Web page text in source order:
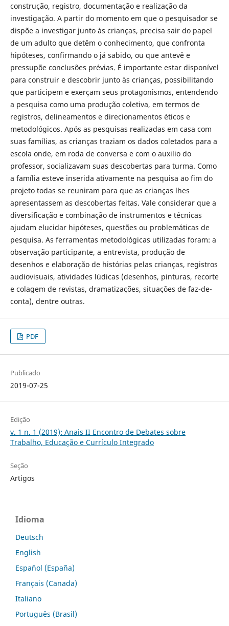
construção, registro, documentação e realização da
investigação. A partir do momento em que o pesquisador se
dispõe a investigar junto às crianças, precisa sair do papel
de um adulto que detêm o conhecimento, que confronta
hipóteses, confirmando o já sabido, ou que antevê e
pressupõe conclusões prévias. É importante estar disponível
para construir e descobrir junto às crianças, possibilitando
que participem e exerçam seus protagonismos, entendendo
a pesquisa como uma produção coletiva, em termos de
registros, delineamentos e direcionamentos éticos e
metodológicos. Após as pesquisas realizadas em casa com
suas famílias, as crianças traziam os dados coletados para a
escola onde, em roda de conversa e com o auxilio do
professor, socializavam suas descobertas para turma. Como
a família esteve inserida ativamente na pesquisa ao fim do
projeto todas se reuniram para que as crianças lhes
apresentassem as descobertas feitas. Vale considerar que a
diversificação e combinação de instrumentos e técnicas
ajudam elucidar hipóteses, questões ou problemáticas de
pesquisa. As ferramentas metodológicas utilizadas foram: a
observação participante, a entrevista, produção de
desenhos e elaboração de histórias pelas crianças, registros
audiovisuais, atividades lúdicas (desenhos, pinturas, recorte
e colagem de revistas, dramatizações, situações de faz-de-
conta), dentre outras.
PDF
Publicado
2019-07-25
Edição
v. 1 n. 1 (2019): Anais II Encontro de Debates sobre
Trabalho, Educação e Currículo Integrado
Seção
Artigos
Idioma
Deutsch
English
Español (España)
Français (Canada)
Italiano
Português (Brasil)